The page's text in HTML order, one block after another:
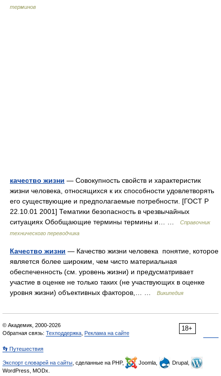
терминов
качество жизни — Совокупность свойств и характеристик
жизни человека, относящихся к их способности удовлетворять
его существующие и предполагаемые потребности. [ГОСТ Р
22.10.01 2001] Тематики безопасность в чрезвычайных
ситуациях Обобщающие термины термины и… …
Справочник
технического переводчика
Качество жизни — Качество жизни человека понятие, которое
является более широким, чем чисто материальная
обеспеченность (см. уровень жизни) и предусматривает
участие в оценке не только таких (не участвующих в оценке
уровня жизни) объективных факторов,… …
Википедия
18+
© Академик, 2000-2026
Обратная связь: Техподдержка Реклама на сайте
👣 Путешествия
Экспорт словарей на сайты , сделанные на PHP, Joomla,
Drupal,
WordPress, MODx.